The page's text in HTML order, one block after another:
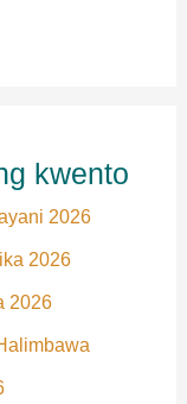
kwento
2026
2026
2026